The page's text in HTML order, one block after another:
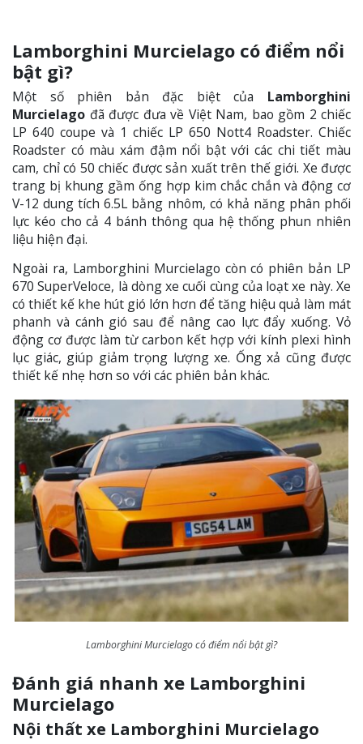
Lamborghini Murcielago có điểm nổi
bật gì?
Một số phiên bản đặc biệt của Lamborghini
Murcielago đã được đưa về Việt Nam, bao gồm 2 chiếc
LP 640 coupe và 1 chiếc LP 650 Nott4 Roadster. Chiếc
Roadster có màu xám đậm nổi bật với các chi tiết màu
cam, chỉ có 50 chiếc được sản xuất trên thế giới. Xe được
trang bị khung gầm ống hợp kim chắc chắn và động cơ
V-12 dung tích 6.5L bằng nhôm, có khả năng phân phối
lực kéo cho cả 4 bánh thông qua hệ thống phun nhiên
liệu hiện đại.
Ngoài ra, Lamborghini Murcielago còn có phiên bản LP
670 SuperVeloce, là dòng xe cuối cùng của loạt xe này. Xe
có thiết kế khe hút gió lớn hơn để tăng hiệu quả làm mát
phanh và cánh gió sau để nâng cao lực đẩy xuống. Vỏ
động cơ được làm từ carbon kết hợp với kính plexi hình
lục giác, giúp giảm trọng lượng xe. Ống xả cũng được
thiết kế nhẹ hơn so với các phiên bản khác.
Lamborghini Murcielago có điểm nổi bật gì?
Đánh giá nhanh xe Lamborghini
Murcielago
Nội thất xe Lamborghini Murcielago